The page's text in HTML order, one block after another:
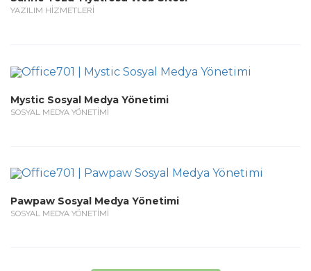
YAZILIM HİZMETLERİ
Mystic Sosyal Medya Yönetimi
SOSYAL MEDYA YÖNETİMİ
Pawpaw Sosyal Medya Yönetimi
SOSYAL MEDYA YÖNETİMİ